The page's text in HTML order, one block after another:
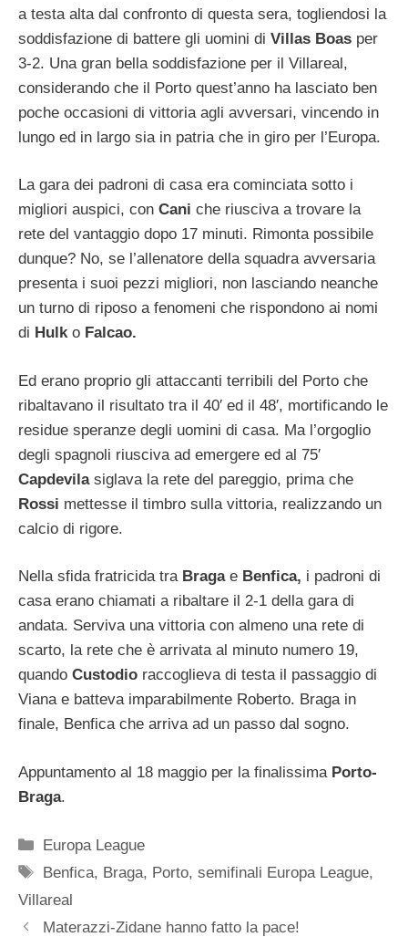
a testa alta dal confronto di questa sera, togliendosi la
soddisfazione di battere gli uomini di Villas Boas per
3-2. Una gran bella soddisfazione per il Villareal,
considerando che il Porto quest’anno ha lasciato ben
poche occasioni di vittoria agli avversari, vincendo in
lungo ed in largo sia in patria che in giro per l’Europa.
La gara dei padroni di casa era cominciata sotto i
migliori auspici, con Cani che riusciva a trovare la
rete del vantaggio dopo 17 minuti. Rimonta possibile
dunque? No, se l’allenatore della squadra avversaria
presenta i suoi pezzi migliori, non lasciando neanche
un turno di riposo a fenomeni che rispondono ai nomi
di Hulko Falcao.
Ed erano proprio gli attaccanti terribili del Porto che
ribaltavano il risultato tra il 40′ ed il 48′, mortificando le
residue speranze degli uomini di casa. Ma l’orgoglio
degli spagnoli riusciva ad emergere ed al 75′
Capdevilasiglava la rete del pareggio, prima che
Rossi mettesse il timbro sulla vittoria, realizzando un
calcio di rigore.
Nella sfida fratricida tra Bragae Benfica, i padroni di
casa erano chiamati a ribaltare il 2-1 della gara di
andata. Serviva una vittoria con almeno una rete di
scarto, la rete che è arrivata al minuto numero 19,
quando Custodio raccoglieva di testa il passaggio di
Viana e batteva imparabilmente Roberto. Braga in
finale, Benfica che arriva ad un passo dal sogno.
Appuntamento al 18 maggio per la finalissima Porto-
Braga.
Categorie
Europa League
Tag
Benfica, Braga, Porto,semifinali Europa League,
Villareal
Materazzi-Zidane hanno fatto la pace!